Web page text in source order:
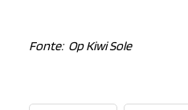
Fonte: Op Kiwi Sole